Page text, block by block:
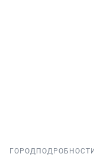
ГОРОД ПОДРОБНОСТИ